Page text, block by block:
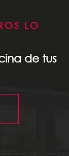
LO
de tus